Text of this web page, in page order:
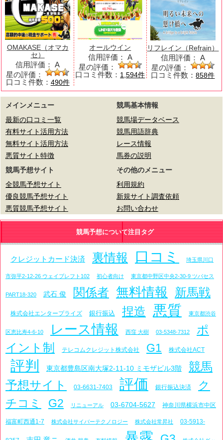
OMAKASE（オマカ
セ）
信用評価： A
星の評価：
口コミ件数： 490件
オールウイン
信用評価： A
星の評価：
口コミ件数： 1,594件
リフレイン（Refrain）
信用評価： A
星の評価：
口コミ件数：858件
メインメニュー
最新の口コミ一覧
有料サイト活用方法
無料サイト活用方法
悪質サイト特徴
競馬基本情報
競馬場データベース
競馬用語辞典
レース情報
馬券の説明
競馬予想サイト
全競馬予想サイト
優良競馬予想サイト
悪質競馬予想サイト
その他のメニュー
利用規約
新規サイト調査依頼
お問い合わせ
競馬予想について注目タグ
クレジットカード決済 裏情報 口コミ 埼玉県川口
市弥平2-12-26 ウェイブレフト102 初心者向け 東京都中野区中央2-30-9 ツバセス
PART18-320 武石 俊 関係者 無料情報 新馬戦
株式会社エンタープライズ 銀行振込 捏造 悪質 東京都渋谷
区恵比寿4-6-10 レース情報 西窪 大樹 03-5348-7312
ポ
イント制
テレコムクレジット株式会社 G1 株式会社ACT
評判 東京都豊島区南大塚2-11-10 ミモザビル3階
競馬
予想サイト
03-6631-7403 評価 銀行振込決済
ク
チコミ
G2 リニューアル 03-6704-5627 神奈川県横浜市中区
福富町西通1-7 株式会社サイバーテクノロジー 株式会社常昇社 03-5913-